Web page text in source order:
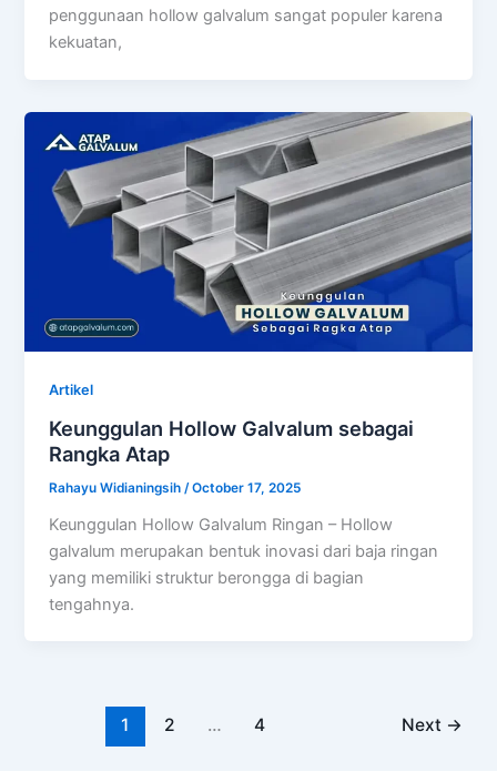
penggunaan hollow galvalum sangat populer karena
kekuatan,
Artikel
Keunggulan Hollow Galvalum sebagai
Rangka Atap
Rahayu Widianingsih /October 17, 2025
Keunggulan Hollow Galvalum Ringan – Hollow
galvalum merupakan bentuk inovasi dari baja ringan
yang memiliki struktur berongga di bagian
tengahnya.
1 2 … 4 Next →